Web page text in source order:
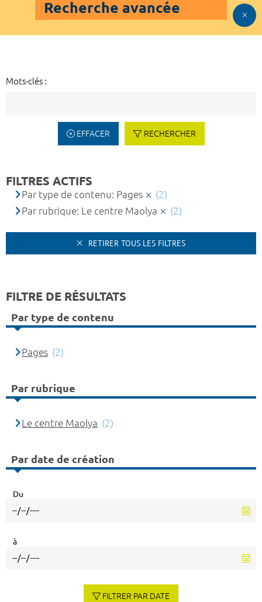
Recherche avancée
Mots-clés :
EFFACER RECHERCHER
FILTRES ACTIFS
Par type de contenu: Pages
(2)
Par rubrique: Le centre Maolya
(2)
RETIRER TOUS LES FILTRES
FILTRE DE RÉSULTATS
Par type de contenu
Pages (2)
Par rubrique
Le centre Maolya (2)
Par date de création
Du
à
FILTRER PAR DATE